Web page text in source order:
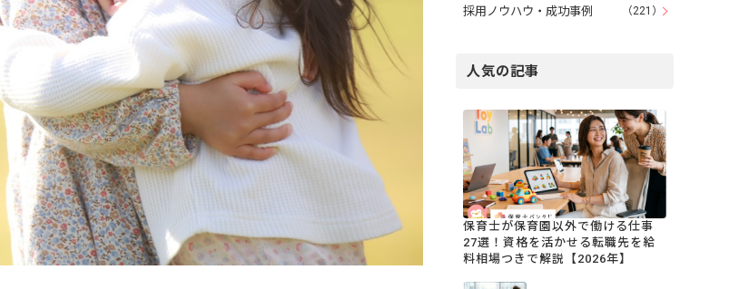
採用ノウハウ・成功事例 （221）
人気の記事
保育士が保育園以外で働ける仕事
27選！資格を活かせる転職先を給
料相場つきで解説【2026年】